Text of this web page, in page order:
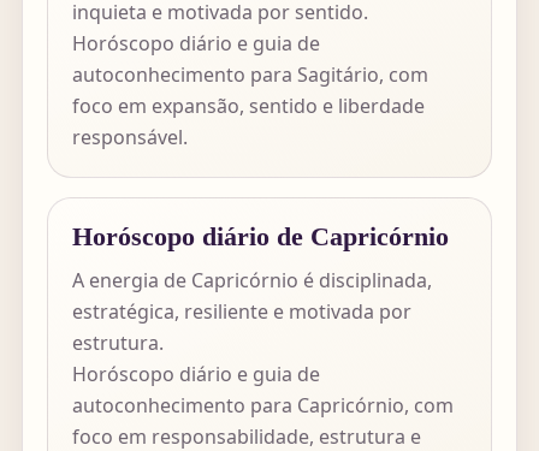
inquieta e motivada por sentido.
Horóscopo diário e guia de
autoconhecimento para Sagitário, com
foco em expansão, sentido e liberdade
responsável.
Horóscopo diário de Capricórnio
A energia de Capricórnio é disciplinada,
estratégica, resiliente e motivada por
estrutura.
Horóscopo diário e guia de
autoconhecimento para Capricórnio, com
foco em responsabilidade, estrutura e